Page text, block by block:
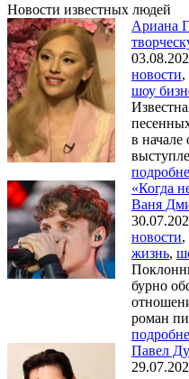
Новости известных людей
Ариана
новости,
шоу
в начале
«Когда
Ваня
новости,
жизнь,
бурно
роман
Павел